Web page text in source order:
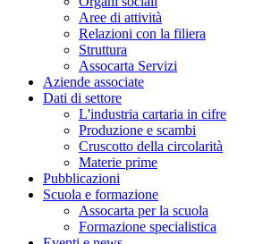
Aree di attività
Relazioni con la filiera
Struttura
Assocarta Servizi
Aziende associate
Dati di settore
L'industria cartaria in cifre
Produzione e scambi
Cruscotto della circolarità
Materie prime
Pubblicazioni
Scuola e formazione
Assocarta per la scuola
Formazione specialistica